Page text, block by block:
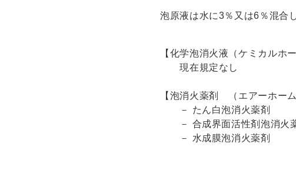
泡原液は水に3％又は6％混合
【化学泡消火液（ケミカルホ
現在規定なし
【泡消火薬剤 （エアーホ
－ たん白泡消火薬剤
－ 合成界面活性剤泡消火
－ 水成膜泡消火薬剤